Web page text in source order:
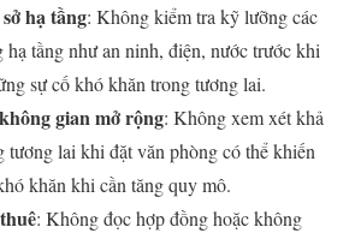
hạ tầng: Không kiểm tra kỹ lưỡng các
hạ tầng như an ninh, điện, nước trước khi
sự cố khó khăn trong tương lai.
gian mở rộng: Không xem xét khả
tương lai khi đặt văn phòng có thể khiến
khăn khi cần tăng quy mô.
: Không đọc hợp đồng hoặc không